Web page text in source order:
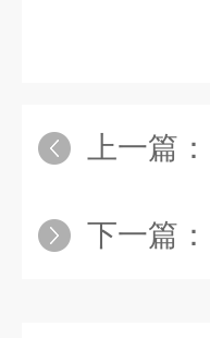
上一篇：
下一篇：